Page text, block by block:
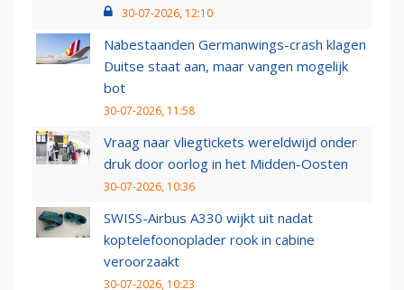
30-07-2026, 12:10
Nabestaanden Germanwings-crash klagen
Duitse staat aan, maar vangen mogelijk
bot
30-07-2026, 11:58
Vraag naar vliegtickets wereldwijd onder
druk door oorlog in het Midden-Oosten
30-07-2026, 10:36
SWISS-Airbus A330 wijkt uit nadat
koptelefoonoplader rook in cabine
veroorzaakt
30-07-2026, 10:23